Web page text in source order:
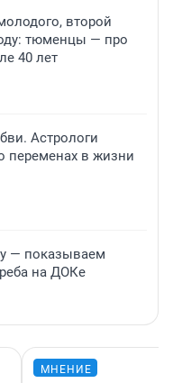
второй
тюменцы — про
40 лет
Астрологи
переменах в жизни
— показываем
на ДОКе
МНЕНИЕ